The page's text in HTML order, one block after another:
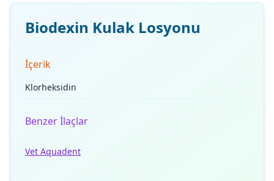
Biodexin Kulak Losyonu
İçerik
Klorheksidin
Benzer İlaçlar
Vet Aquadent